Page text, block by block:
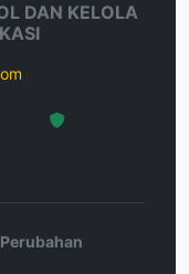
DAN KELOLA